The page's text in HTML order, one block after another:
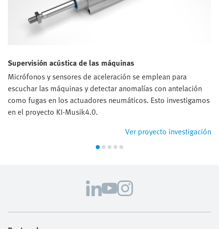
Supervisión acústica de las máquinas
Micrófonos y sensores de aceleración se emplean para
escuchar las máquinas y detectar anomalías con antelación
como fugas en los actuadores neumáticos. Esto investigamos
en el proyecto KI-Musik4.0.
Ver proyecto investigación